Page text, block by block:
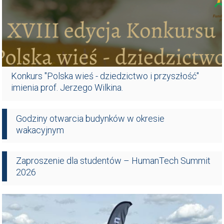
Konkurs "Polska wieś - dziedzictwo i przyszłość"
imienia prof. Jerzego Wilkina.
Godziny otwarcia budynków w okresie
wakacyjnym
Zaproszenie dla studentów – HumanTech Summit
2026